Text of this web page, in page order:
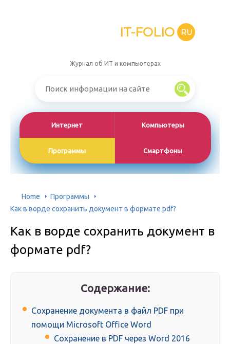
IT-FOLIO RU
Журнал об ИТ и компьютерах
Интернет Компьютеры
Программы Смартфоны
Home
Программы
Как в ворде сохранить документ в формате pdf?
Как в ворде сохранить документ в
формате pdf?
Содержание:
Сохранение документа в файл PDF при
помощи Microsoft Office Word
Сохранение в PDF через Word 2016